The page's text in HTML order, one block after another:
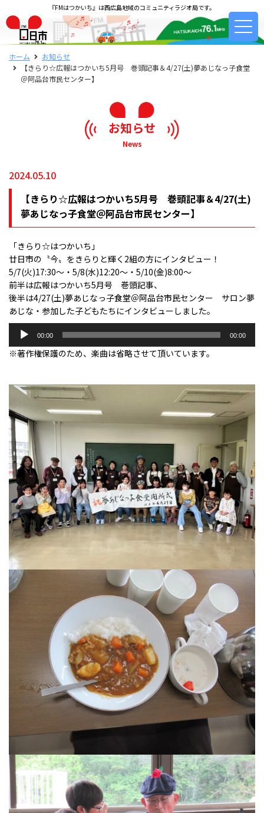
『FMはつかいち』は西広島地域のコミュニティラジオ局です。
ホーム
お知らせ
【きらり☆広報はつかいち5月号 巻頭記事＆4/27(土)夢あじなっ子食堂
＠阿品台市民センター】
お知らせ
News
2024.05.10
【きらり☆広報はつかいち5月号 巻頭記事＆4/27(土)
夢あじなっ子食堂＠阿品台市民センター】
「きらり☆はつかいち」
廿日市の〝今〟をきらりと輝く2組の方にインタビュー！
5/7(火)17:30～・5/8(水)12:20～・5/10(金)8:00～
前半は広報はつかいち5月号 巻頭記事、
後半は4/27(土)夢あじなっ子食堂＠阿品台市民センター サロン夢
あじな・参加した子どもたちにインタビューしました。
プ
ー
00:00 00:00
※著作権保護のため、楽曲は省略させて頂いています。